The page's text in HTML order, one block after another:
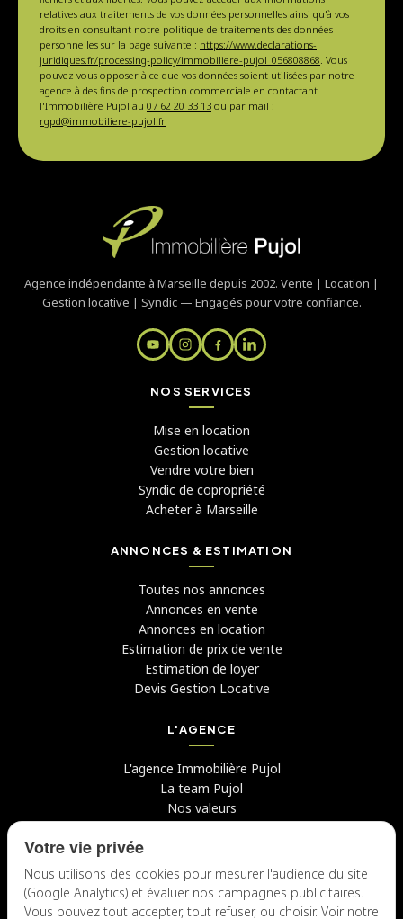
relatives aux traitements de vos données personnelles ainsi qu'à vos
droits en consultant notre politique de traitements des données
personnelles sur la page suivante : https://www.declarations-
juridiques.fr/processing-policy/immobiliere-pujol_056808868. Vous
pouvez vous opposer à ce que vos données soient utilisées par notre
agence à des fins de prospection commerciale en contactant
l'Immobilière Pujol au 07 62 20 33 13 ou par mail :
rgpd@immobiliere-pujol.fr
Agence indépendante à Marseille depuis 2002. Vente | Location |
Gestion locative | Syndic — Engagés pour votre confiance.
NOS SERVICES
Mise en location
Gestion locative
Vendre votre bien
Syndic de copropriété
Acheter à Marseille
ANNONCES & ESTIMATION
Toutes nos annonces
Annonces en vente
Annonces en location
Estimation de prix de vente
Estimation de loyer
Devis Gestion Locative
L'AGENCE
L'agence Immobilière Pujol
La team Pujol
Nos valeurs
Avis clients
Candidater chez nous
NOUS CONTACTER
Votre vie privée
Nous utilisons des cookies pour mesurer l'audience du site
(Google Analytics) et évaluer nos campagnes publicitaires.
Vous pouvez tout accepter, tout refuser, ou choisir. Voir notre